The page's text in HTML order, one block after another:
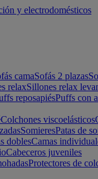
camaSofás 2 plazas
relaxSillones relax
reposapiésPuffs con
Colchones viscoelásticos
SomieresPatas de
doblesCamas
Cabeceros juveniles
Protectores de